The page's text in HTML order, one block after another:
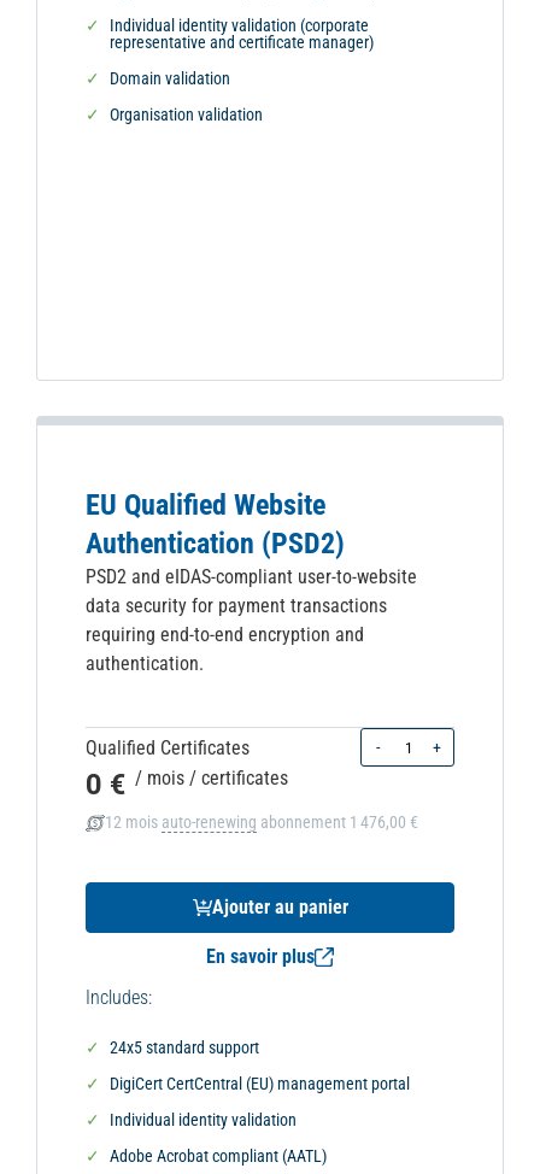
Individual identity validation (corporate
representative and certificate manager)
Domain validation
Organisation validation
EU Qualified Website
Authentication (PSD2)
PSD2 and eIDAS-compliant user-to-website
data security for payment transactions
requiring end-to-end encryption and
authentication.
Qualified Certificates - +
0 € / mois / certificates
12 mois auto-renewing abonnement 1 476,00 €
Ajouter au panier
En savoir plus
Includes:
24x5 standard support
DigiCert CertCentral (EU) management portal
Individual identity validation
Adobe Acrobat compliant (AATL)